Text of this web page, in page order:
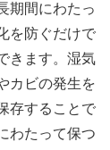
期間にわたっ
を防ぐだけで
きます。湿気
カビの発生を
存することで
わたって保つ